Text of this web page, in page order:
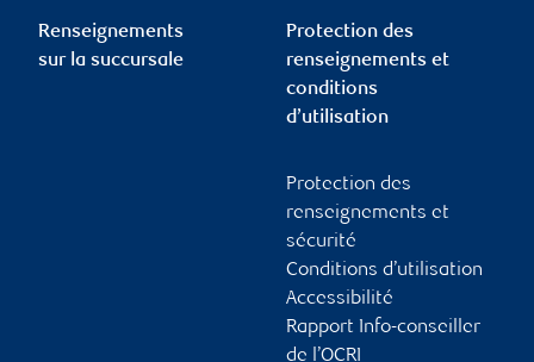
Renseignements
sur la succursale
Protection des
renseignements et
conditions
d’utilisation
Protection des
renseignements et
sécurité
Conditions d’utilisation
Accessibilité
Rapport Info-conseiller
de l’OCRI